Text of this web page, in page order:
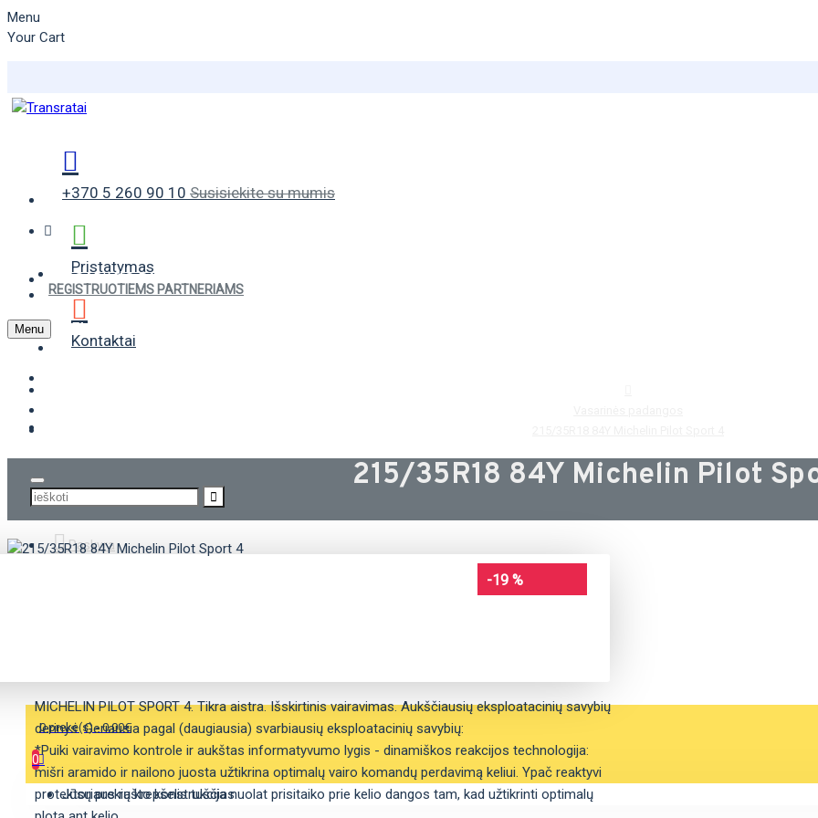
Menu
Your Cart
+370 5 260 90 10 Susisiekite su mumis
Pristatymas
Kontaktai
VASARINĖS PADANGOS
ŽIEMINĖS PADANGOS
Paskyra
0 prekė(s) - 0.00€
0
Jūsų prekių krepšelis tuščias
REGISTRUOTIEMS PARTNERIAMS
Menu
215/35R18 84Y Michelin Pilot
-19 %
MICHELIN PILOT SPORT 4. Tikra aistra. Išskirtinis vairavimas. Aukščiausių eksploatacinių savybių
derinys. Geriausia pagal (daugiausia) svarbiausių eksploatacinių savybių:
*Puiki vairavimo kontrole ir aukštas informatyvumo lygis - dinamiškos reakcijos technologija:
mišri aramido ir nailono juosta užtikrina optimalų vairo komandų perdavimą keliui. Ypač reaktyvi
protektoriaus rašto konstrukcija nuolat prisitaiko prie kelio dangos tam, kad užtikrinti optimalų